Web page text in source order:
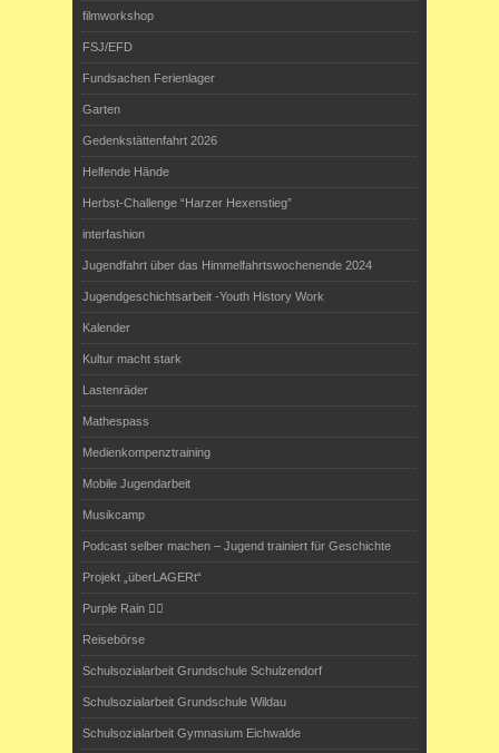
filmworkshop
FSJ/EFD
Fundsachen Ferienlager
Garten
Gedenkstättenfahrt 2026
Helfende Hände
Herbst-Challenge “Harzer Hexenstieg”
interfashion
Jugendfahrt über das Himmelfahrtswochenende 2024
Jugendgeschichtsarbeit -Youth History Work
Kalender
Kultur macht stark
Lastenräder
Mathespass
Medienkompenztraining
Mobile Jugendarbeit
Musikcamp
Podcast selber machen – Jugend trainiert für Geschichte
Projekt „überLAGERt“
Purple Rain 🏳️‍🌈
Reisebörse
Schulsozialarbeit Grundschule Schulzendorf
Schulsozialarbeit Grundschule Wildau
Schulsozialarbeit Gymnasium Eichwalde